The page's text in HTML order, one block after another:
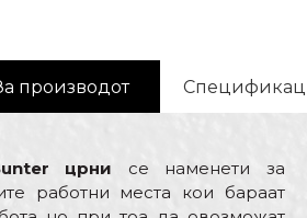
производот
црни се наменети за
работни места кои бараат